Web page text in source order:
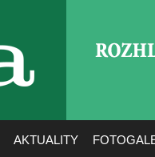
AKTUALITY